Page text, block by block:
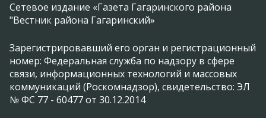
Сетевое издание «Газета Гагаринского района
"Вестник района Гагаринский»
Зарегистрировавший его орган и регистрационный
номер: Федеральная служба по надзору в сфере
связи, информационных технологий и массовых
коммуникаций (Роскомнадзор), свидетельство: ЭЛ
№ ФС 77 - 60477 от 30.12.2014